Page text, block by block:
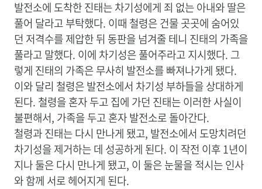
발전소에 도착한 진태는 차기성에게 죄 없는 아내와 딸은
풀어 달라고 부탁했다. 이때 철령은 건물 곳곳에 숨어있
던 저격수를 제압한 뒤 동판을 넘겨줄 테니 진태의 가족을
풀라고 말했다. 이에 차기성은 풀어주라고 지시했다. 그
렇게 진태의 가족은 무사히 발전소를 빠져나가게 됐다.
이와 달리 철령은 발전소에서 차기성 부하들을 상대하게
된다. 철령을 혼자 두고 집에 가던 진태는 이러한 사실이
불편해서, 가족을 두고 혼자 발전소로 돌아간다.
철령과 진태는 다시 만나게 됐고, 발전소에서 도망치려던
차기성을 제거하는 데 성공하게 된다. 이 작전 이후 1년이
지나 둘은 다시 만나게 됐고, 이 둘은 눈물을 적시는 인사
와 함께 서로 헤어지게 된다.